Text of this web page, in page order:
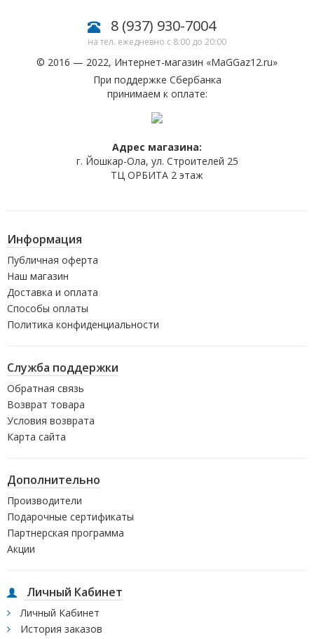
8 (937) 930-7004
на тел. ежедневно с 8:00 до 20:00
© 2016 — 2022, Интернет-магазин «MaGGaz12.ru»
При поддержке Сбербанка
принимаем к оплате:
Адрес магазина:
г. Йошкар-Ола, ул. Строителей 25
ТЦ ОРБИТА 2 этаж
Информация
Публичная оферта
Наш магазин
Доставка и оплата
Способы оплаты
Политика конфиденциальности
Служба поддержки
Обратная связь
Возврат товара
Условия возврата
Карта сайта
Дополнительно
Производители
Подарочные сертификаты
Партнерская программа
Акции
Личный Кабинет
Личный Кабинет
История заказов